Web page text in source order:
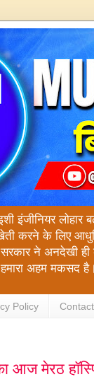
इंजीनियर
करने के लिए
ने अनदेखी
हमारा अहम मकसद है।
Policy
आज मेरठ